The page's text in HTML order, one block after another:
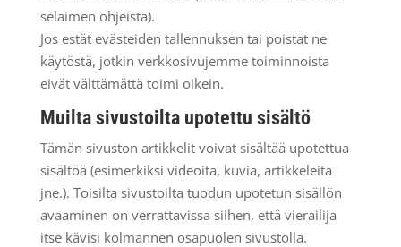
selaimen ohjeista).
Jos estät evästeiden tallennuksen tai poistat ne
käytöstä, jotkin verkkosivujemme toiminnoista
eivät välttämättä toimi oikein.
Muilta sivustoilta upotettu sisältö
Tämän sivuston artikkelit voivat sisältää upotettua
sisältöä (esimerkiksi videoita, kuvia, artikkeleita
jne.). Toisilta sivustoilta tuodun upotetun sisällön
avaaminen on verrattavissa siihen, että vierailija
itse kävisi kolmannen osapuolen sivustolla.